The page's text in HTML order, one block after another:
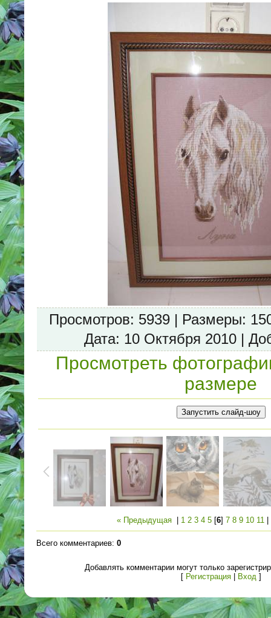
Просмотров: 5939 | Размеры:
Дата: 10 Октября 2010 |
Просмотреть
размере
« Предыдущая 1 2 3 4 5 [6] 7 8 9 10 11
Всего комментариев: 0
Добавлять комментарии могут только
[ Регистрация| Вход ]